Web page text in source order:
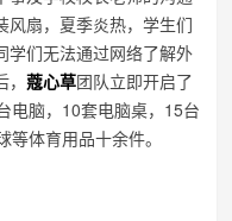
风扇，夏季炎热，学生们
学们无法通过网络了解外
，蔻心草团队立即开启了
电脑，10套电脑桌，15台
体育用品十余件。